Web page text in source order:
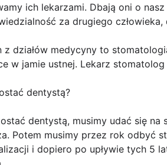
ich lekarzami. Dbają oni o
za drugiego
z działów medycyny to
w jamie ustnej. Lekarz
dentystą?
dentystą, musimy udać się na
Potem musimy przez rok odbyć
i dopiero po upływie tych 5